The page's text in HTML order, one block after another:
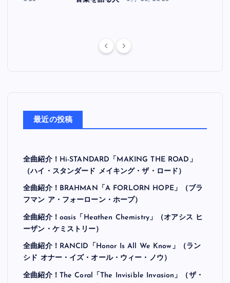
最近の投稿
全曲紹介！Hi-STANDARD「MAKING THE ROAD」
（ハイ・スタンダード メイキング・ザ・ロード）
全曲紹介！BRAHMAN「A FORLORN HOPE」（ブラ
フマン ア・フォーローン・ホープ）
全曲紹介！oasis「Heathen Chemistry」（オアシス ヒ
ーザン・ケミストリー）
全曲紹介！RANCID「Honor Is All We Know」（ラン
シド オナー・イズ・オール・ウィー・ノウ）
全曲紹介！The Coral「The Invisible Invasion」（ザ・